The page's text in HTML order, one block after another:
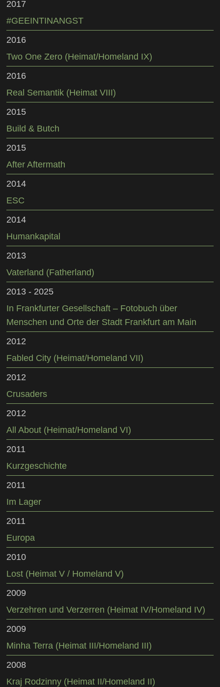
2017
#GEEINTINANGST
2016
Two One Zero (Heimat/Homeland IX)
2016
Real Semantik (Heimat VIII)
2015
Build & Butch
2015
After Aftermath
2014
ESC
2014
Humankapital
2013
Vaterland (Fatherland)
2013 - 2025
In Frankfurter Gesellschaft – Fotobuch über
Menschen und Orte der Stadt Frankfurt am Main
2012
Fabled City (Heimat/Homeland VII)
2012
Crusaders
2012
All About (Heimat/Homeland VI)
2011
Kurzgeschichte
2011
Im Lager
2011
Europa
2010
Lost (Heimat V / Homeland V)
2009
Verzehren und Verzerren (Heimat IV/Homeland IV)
2009
Minha Terra (Heimat III/Homeland III)
2008
Kraj Rodzinny (Heimat II/Homeland II)